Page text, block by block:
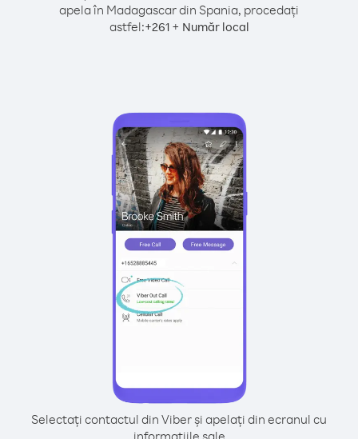
apela în Madagascar din Spania, procedați
astfel:+261+ Număr local
Selectați contactul din Viber și apelați din ecranul cu
informațiile sale